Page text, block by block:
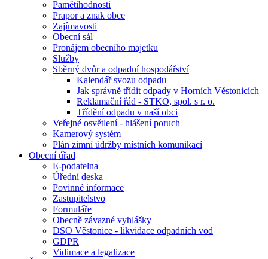
Pamětihodnosti
Prapor a znak obce
Zajímavosti
Obecní sál
Pronájem obecního majetku
Služby
Sběrný dvůr a odpadní hospodářství
Kalendář svozu odpadu
Jak správně třídit odpady v Horních Věstonicích
Reklamační řád - STKO, spol. s r. o.
Třídění odpadu v naší obci
Veřejné osvětlení - hlášení poruch
Kamerový systém
Plán zimní údržby místních komunikací
Obecní úřad
E-podatelna
Úřední deska
Povinné informace
Zastupitelstvo
Formuláře
Obecně závazné vyhlášky
DSO Věstonice - likvidace odpadních vod
GDPR
Vidimace a legalizace